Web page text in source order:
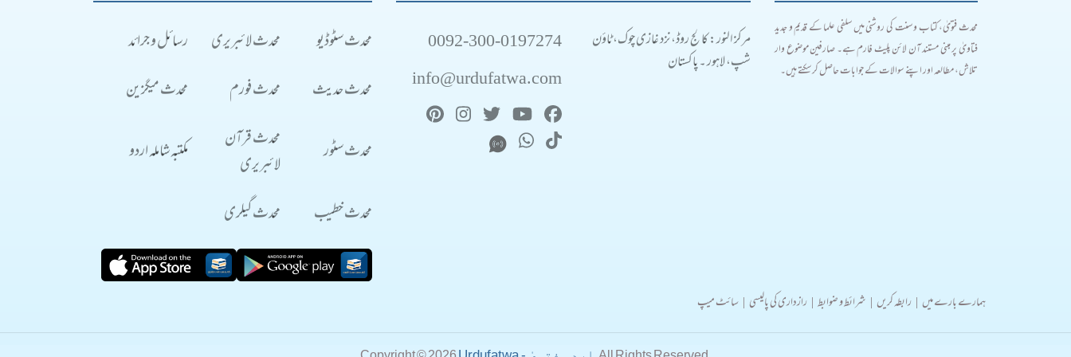
محدث فتویٰ، کتاب و سنت کی روشنی میں سلفی علما کے قدیم و جدید
فتاویٰ پر مبنی مستند آن لائن پلیٹ فارم ہے۔ صارفین موضوع وار
تلاش، مطالعہ اور اپنے سوالات کے جوابات حاصل کر سکتے ہیں۔
مرکز النور: کالج روڈ، نزد غازی چوک، ٹاؤن
شپ، لاہور ۔ پاکستان
0092-300-0197274
info@urdufatwa.com
محدث سٹوڈیو محدث لائبریری
رسائل و جرائد
محدث حدیث
محدث فورم محدث میگزین
محدث سٹور
محدث قرآن
لائبریری
مکتبہ شاملہ اردو
محدث خطیب محدث گیلری
ہمارے بارے میں | رابطہ کریں | شرائط و ضوابط | رازداری کی پالیسی | سائٹ میپ